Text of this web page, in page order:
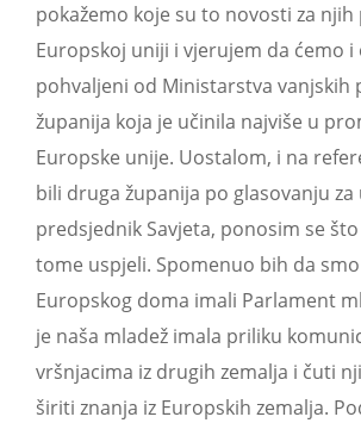
pokažemo koje su to novosti za
Europskoj uniji i vjerujem da ćemo
pohvaljeni od Ministarstva vanjskih
županija koja je učinila najviše u
Europske unije. Uostalom, i na
bili druga županija po glasovanju za
predsjednik Savjeta, ponosim se
tome uspjeli. Spomenuo bih da
Europskog doma imali Parlament
je naša mladež imala priliku
vršnjacima iz drugih zemalja i čuti
širiti znanja iz Europskih zemalja.